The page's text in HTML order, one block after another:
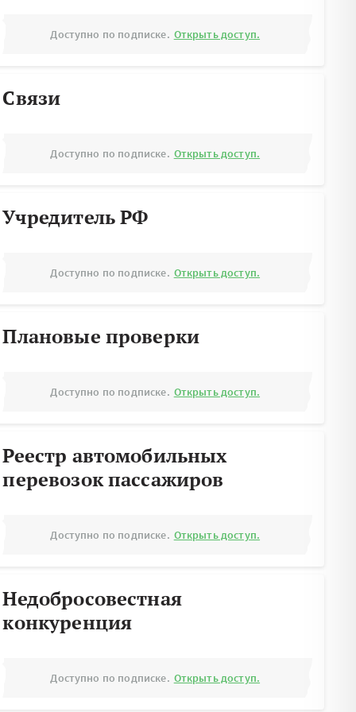
Доступно по подписке. Открыть доступ.
Связи
Доступно по подписке. Открыть доступ.
Учредитель РФ
Доступно по подписке. Открыть доступ.
Плановые проверки
Доступно по подписке. Открыть доступ.
Реестр автомобильных
перевозок пассажиров
Доступно по подписке. Открыть доступ.
Недобросовестная
конкуренция
Доступно по подписке. Открыть доступ.